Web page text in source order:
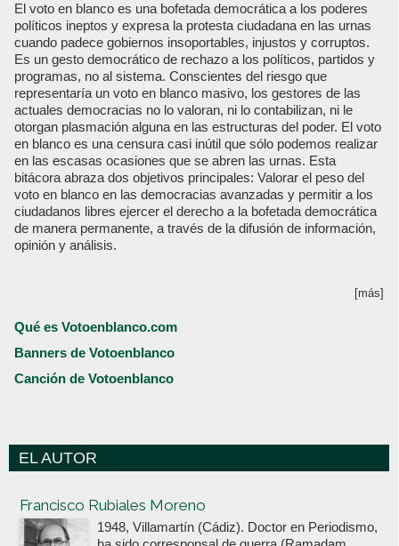
El voto en blanco es una bofetada democrática a los poderes
políticos ineptos y expresa la protesta ciudadana en las urnas
cuando padece gobiernos insoportables, injustos y corruptos.
Es un gesto democrático de rechazo a los políticos, partidos y
programas, no al sistema. Conscientes del riesgo que
representaría un voto en blanco masivo, los gestores de las
actuales democracias no lo valoran, ni lo contabilizan, ni le
otorgan plasmación alguna en las estructuras del poder. El voto
en blanco es una censura casi inútil que sólo podemos realizar
en las escasas ocasiones que se abren las urnas. Esta
bitácora abraza dos objetivos principales: Valorar el peso del
voto en blanco en las democracias avanzadas y permitir a los
ciudadanos libres ejercer el derecho a la bofetada democrática
de manera permanente, a través de la difusión de información,
opinión y análisis.
[más]
Qué es Votoenblanco.com
Banners de Votoenblanco
Canción de Votoenblanco
EL AUTOR
Francisco Rubiales Moreno
1948, Villamartín (Cádiz). Doctor en Periodismo,